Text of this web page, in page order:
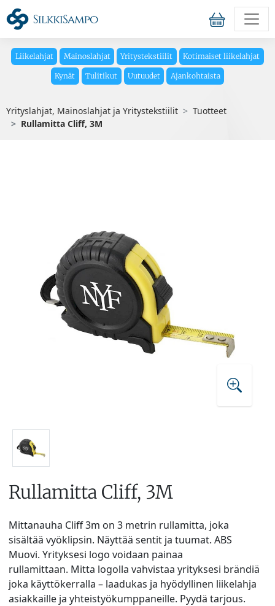
Liikelahjat Mainoslahjat Yritystekstiilit Kotimaiset liikelahjat
Kynät Tulitikut Uutuudet Ajankohtaista
Yrityslahjat, Mainoslahjat ja Yritystekstiilit
Tuotteet
Rullamitta Cliff, 3M
Rullamitta Cliff, 3M
Mittanauha Cliff 3m on 3 metrin rullamitta, joka
sisältää vyöklipsin. Näyttää sentit ja tuumat. ABS
Muovi. Yrityksesi logo voidaan painaa
rullamittaan. Mitta logolla vahvistaa yrityksesi brändiä
joka käyttökerralla – laadukas ja hyödyllinen liikelahja
asiakkaille ja yhteistyökumppaneille. Pyydä tarjous.